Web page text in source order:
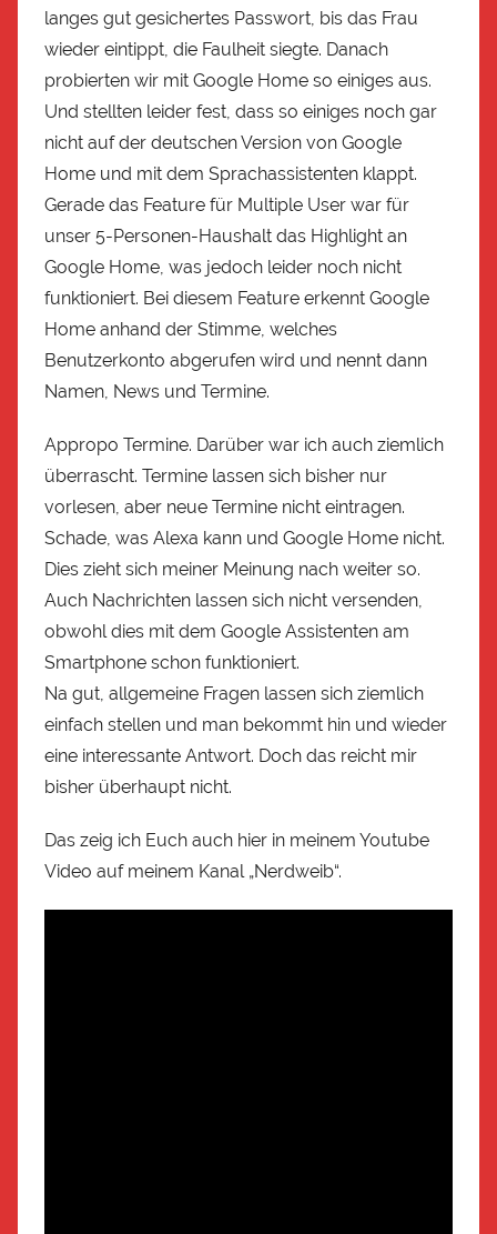
langes gut gesichertes Passwort, bis das Frau
wieder eintippt, die Faulheit siegte. Danach
probierten wir mit Google Home so einiges aus.
Und stellten leider fest, dass so einiges noch gar
nicht auf der deutschen Version von Google
Home und mit dem Sprachassistenten klappt.
Gerade das Feature für Multiple User war für
unser 5-Personen-Haushalt das Highlight an
Google Home, was jedoch leider noch nicht
funktioniert. Bei diesem Feature erkennt Google
Home anhand der Stimme, welches
Benutzerkonto abgerufen wird und nennt dann
Namen, News und Termine.
Appropo Termine. Darüber war ich auch ziemlich
überrascht. Termine lassen sich bisher nur
vorlesen, aber neue Termine nicht eintragen.
Schade, was Alexa kann und Google Home nicht.
Dies zieht sich meiner Meinung nach weiter so.
Auch Nachrichten lassen sich nicht versenden,
obwohl dies mit dem Google Assistenten am
Smartphone schon funktioniert.
Na gut, allgemeine Fragen lassen sich ziemlich
einfach stellen und man bekommt hin und wieder
eine interessante Antwort. Doch das reicht mir
bisher überhaupt nicht.
Das zeig ich Euch auch hier in meinem Youtube
Video auf meinem Kanal „Nerdweib“.